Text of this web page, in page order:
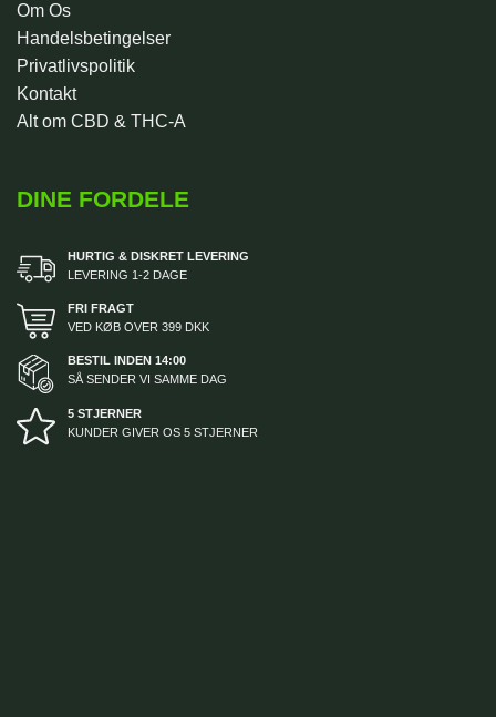
Om Os
Handelsbetingelser
Privatlivspolitik
Kontakt
Alt om CBD & THC-A
DINE FORDELE
HURTIG & DISKRET LEVERING
LEVERING 1-2 DAGE
FRI FRAGT
VED KØB OVER 399 DKK
BESTIL INDEN 14:00
SÅ SENDER VI SAMME DAG
5 STJERNER
KUNDER GIVER OS 5 STJERNER